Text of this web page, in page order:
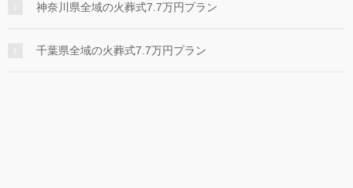
神奈川県全域の火葬式7.7万円プラン
千葉県全域の火葬式7.7万円プラン